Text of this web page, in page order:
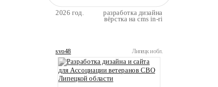
2026 год. разработка дизайна
вёрстка на cms in-ri
svo48 Липецк и обл.